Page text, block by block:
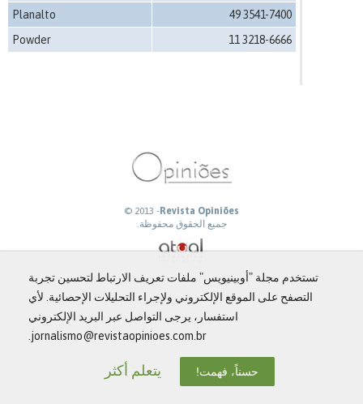
Planalto
49 3541-7400
Powder
11 3218-6666
© 2013 -Revista Opiniões
جميع الحقوق محفوظة.
تستخدم مجلة "أوبينيويس" ملفات تعريف الارتباط لتحسين تجربة
التصفح على الموقع الإلكتروني ولإجراء التحليلات الإحصائية. لأي
استفسار، يرجى التواصل عبر البريد الإلكتروني
jornalismo@revistaopinioes.com.br.
يتعلم أكثر حسناً، فهمت!